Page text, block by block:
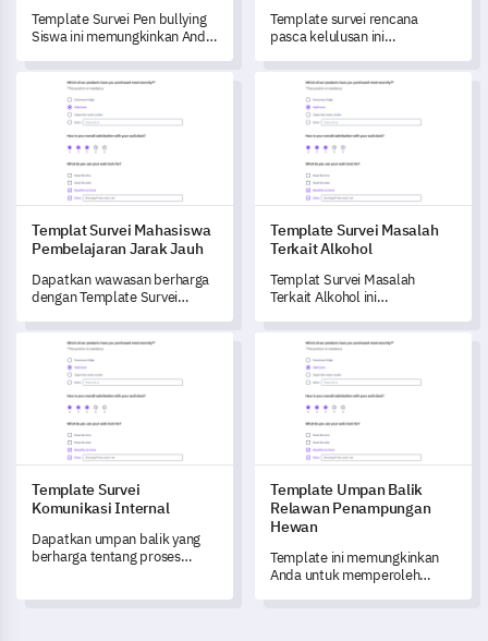
Template Survei Pen bullying
Siswa ini memungkinkan Anda
lingkungan sekolah siswa dan
pengalaman pen bullying.
Template survei rencana
pasca kelulusan ini
mendapatkan pemahaman
yang lebih dalam tentang
aspirasi karier dan kebutuhan
mahasiswa Anda setelah lulus.
Templat Survei Mahasiswa Pembelajaran Jarak Jauh
Templat Survei Mahasiswa
Pembelajaran Jarak Jauh
Dapatkan wawasan berharga
dengan Template Survei
Jarak Jauh ini, yang dirancang
untuk memahami pengalaman
mahasiswa dan mengukur
kepuasan.
Template Survei Masalah
Template Survei Masalah
Terkait Alkohol
Templat Survei Masalah
Terkait Alkohol ini
mengukur dampak masalah
terkait alkohol pada individu
dan masyarakat.
Template Survei Komunikasi Internal
Template Survei
Komunikasi Internal
Dapatkan umpan balik yang
berharga tentang proses
Template Umpan Balik
Template Umpan Balik
Relawan Penampungan
Hewan
Template ini memungkinkan
Anda untuk memperoleh